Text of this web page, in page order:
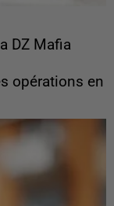
DZ Mafia
opérations en